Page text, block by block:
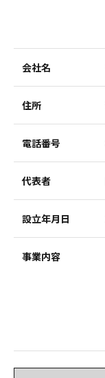
会社名
住所
電話番号
代表者
設立年月日
事業内容